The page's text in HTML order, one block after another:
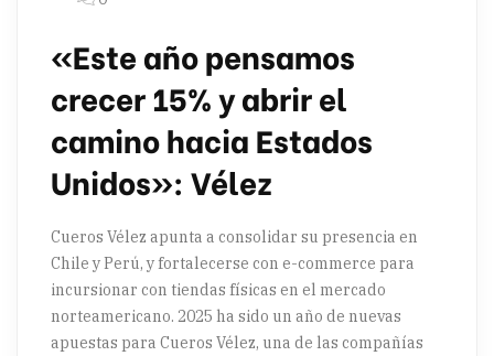
«Este año pensamos
crecer 15% y abrir el
camino hacia Estados
Unidos»: Vélez
Cueros Vélez apunta a consolidar su presencia en
Chile y Perú, y fortalecerse con e-commerce para
incursionar con tiendas físicas en el mercado
norteamericano. 2025 ha sido un año de nuevas
apuestas para Cueros Vélez, una de las compañías